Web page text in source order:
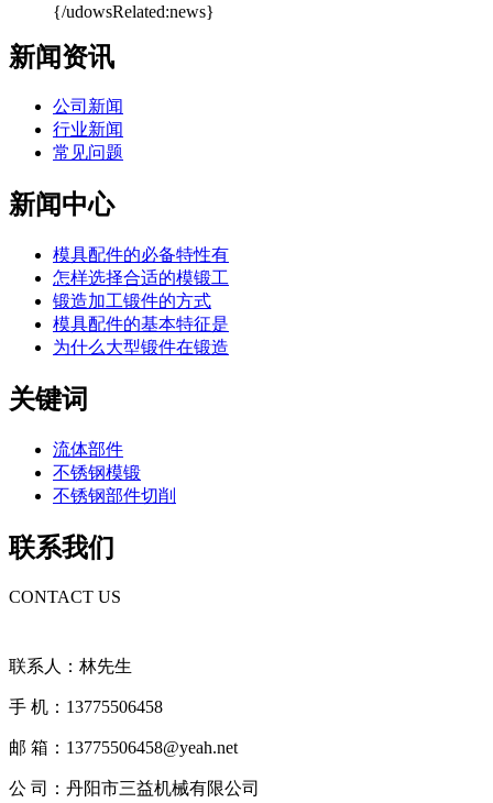
{/udowsRelated:news}
新闻资讯
公司新闻
行业新闻
常见问题
新闻中心
模具配件的必备特性有
怎样选择合适的模锻工
锻造加工锻件的方式
模具配件的基本特征是
为什么大型锻件在锻造
关键词
流体部件
不锈钢模锻
不锈钢部件切削
联系我们
CONTACT US
联系人：林先生
手 机：13775506458
邮 箱：13775506458@yeah.net
公 司：丹阳市三益机械有限公司